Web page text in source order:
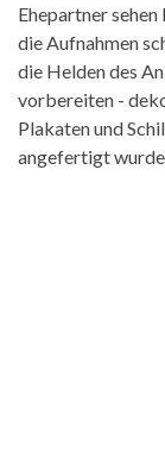
Ehepartner sehen
die Aufnahmen
die Helden des
vorbereiten -
Plakaten und
angefertigt